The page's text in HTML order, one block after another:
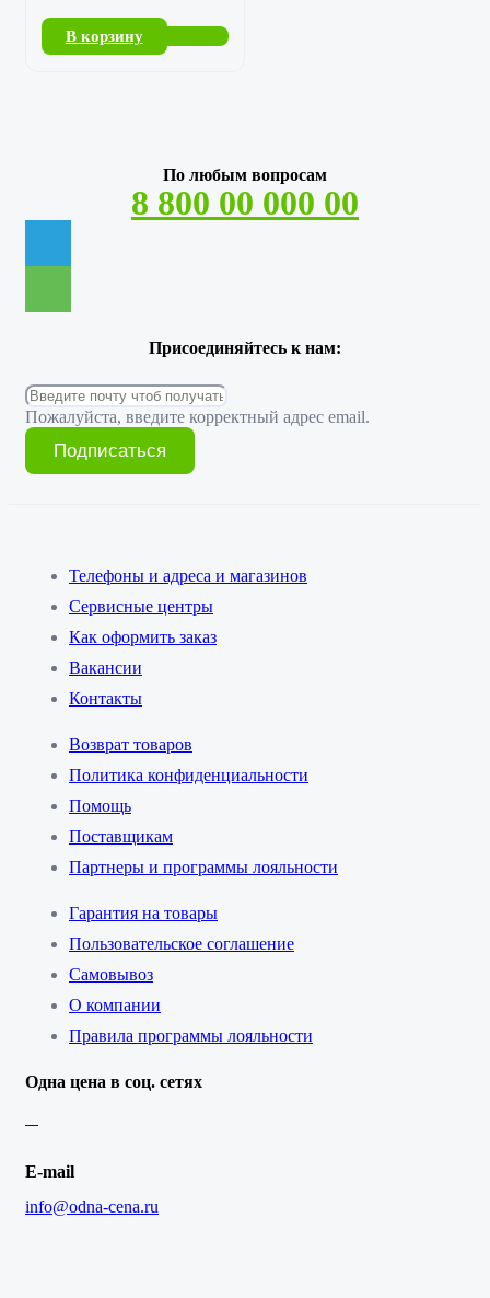
В корзину
По любым вопросам
8 800 00 000 00
Присоединяйтесь к нам:
Пожалуйста, введите корректный адрес email.
Подписаться
Телефоны и адреса и магазинов
Сервисные центры
Как оформить заказ
Вакансии
Контакты
Возврат товаров
Политика конфиденциальности
Помощь
Поставщикам
Партнеры и программы лояльности
Гарантия на товары
Пользовательское соглашение
Самовывоз
О компании
Правила программы лояльности
Одна цена в соц. сетях
E-mail
info@odna-cena.ru